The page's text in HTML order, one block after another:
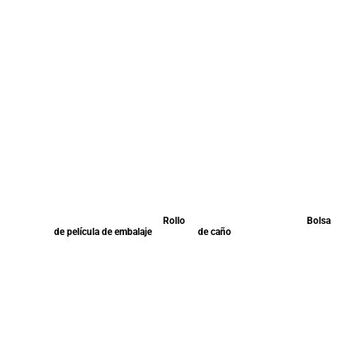
Rollo
de película de embalaje
Bolsa
de caño